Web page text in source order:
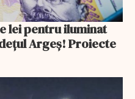
lei pentru iluminat
Argeș! Proiecte